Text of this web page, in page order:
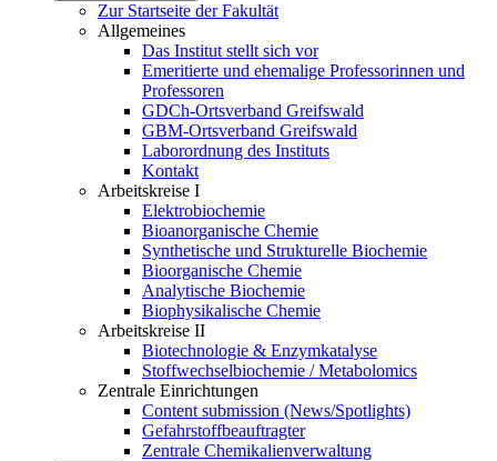
Zur Startseite der Fakultät
Allgemeines
Das Institut stellt sich vor
Emeritierte und ehemalige Professorinnen und
Professoren
GDCh-Ortsverband Greifswald
GBM-Ortsverband Greifswald
Laborordnung des Instituts
Kontakt
Arbeitskreise I
Elektrobiochemie
Bioanorganische Chemie
Synthetische und Strukturelle Biochemie
Bioorganische Chemie
Analytische Biochemie
Biophysikalische Chemie
Arbeitskreise II
Biotechnologie & Enzymkatalyse
Stoffwechselbiochemie / Metabolomics
Zentrale Einrichtungen
Content submission (News/Spotlights)
Gefahrstoffbeauftragter
Zentrale Chemikalienverwaltung